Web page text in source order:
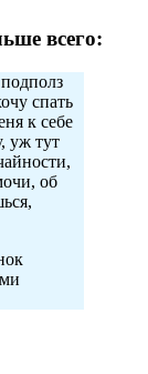
всего:
спать
к себе
уж тут
об